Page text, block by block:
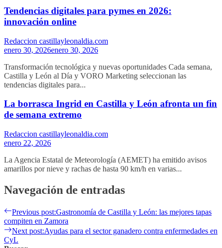
Tendencias digitales para pymes en 2026:
innovación online
Redaccion castillayleonaldia.com
enero 30, 2026enero 30, 2026
Transformación tecnológica y nuevas oportunidades Cada semana,
Castilla y León al Día y VORO Marketing seleccionan las
tendencias digitales para...
La borrasca Ingrid en Castilla y León afronta un fin
de semana extremo
Redaccion castillayleonaldia.com
enero 22, 2026
La Agencia Estatal de Meteorología (AEMET) ha emitido avisos
amarillos por nieve y rachas de hasta 90 km/h en varias...
Navegación de entradas
Previous post:Gastronomía de Castilla y León: las mejores tapas
compiten en Zamora
Next post:Ayudas para el sector ganadero contra enfermedades en
CyL